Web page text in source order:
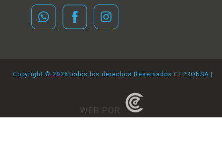
Copyright © 2026Todos los derechos Reservados CEPRONSA |
WEB POR